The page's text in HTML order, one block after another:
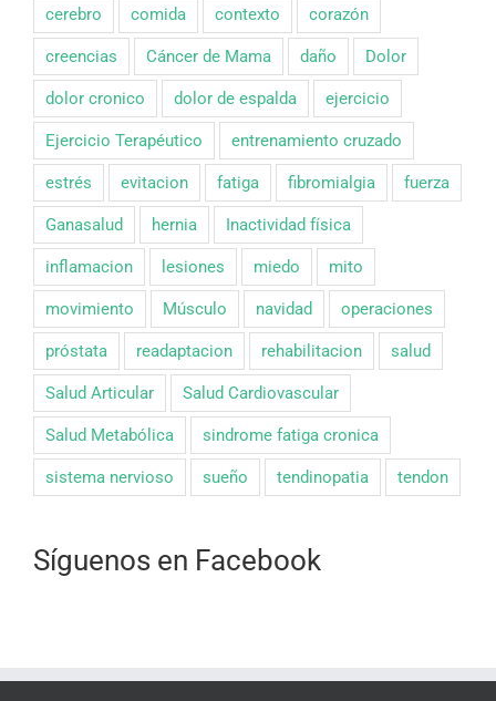
cerebro comida contexto corazón
creencias Cáncer de Mama daño Dolor
dolor cronico dolor de espalda ejercicio
Ejercicio Terapéutico entrenamiento cruzado
estrés evitacion fatiga fibromialgia fuerza
Ganasalud hernia Inactividad física
inflamacion lesiones miedo mito
movimiento Músculo navidad operaciones
próstata readaptacion rehabilitacion salud
Salud Articular Salud Cardiovascular
Salud Metabólica sindrome fatiga cronica
sistema nervioso sueño tendinopatia tendon
Síguenos en Facebook